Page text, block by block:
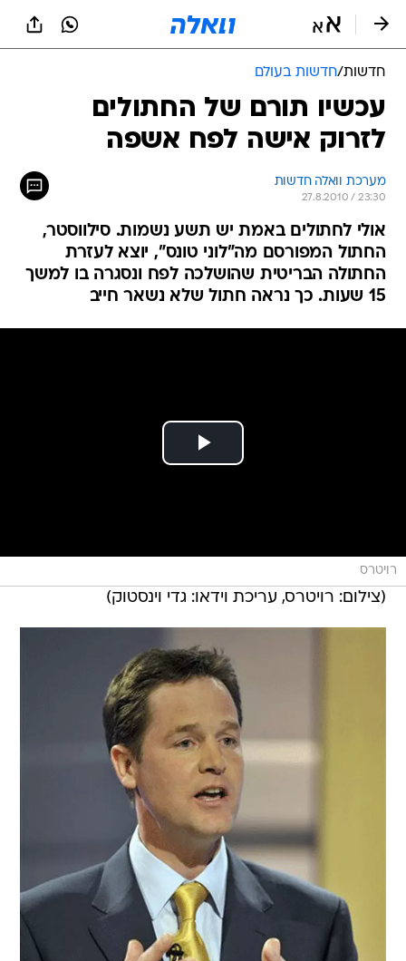
חדשות/חדשות בעולם
עכשיו תורם של החתולים
לזרוק אישה לפח אשפה
מערכת וואלה חדשות
27.8.2010 / 23:30
אולי לחתולים באמת יש תשע נשמות. סילווסטר,
החתול המפורסם מה"לוני טונס", יוצא לעזרת
החתולה הבריטית שהושלכה לפח ונסגרה בו למשך
15 שעות. כך נראה חתול שלא נשאר חייב
רויטרס
(צילום: רויטרס, עריכת וידאו: גדי וינסטוק)